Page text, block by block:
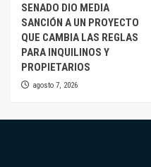
SENADO DIO MEDIA
SANCIÓN A UN PROYECTO
QUE CAMBIA LAS REGLAS
PARA INQUILINOS Y
PROPIETARIOS
agosto 7, 2026